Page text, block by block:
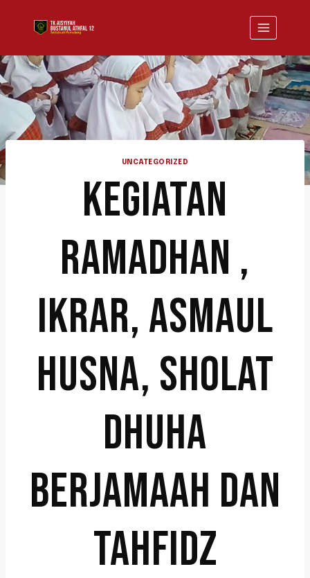
UNCATEGORIZED
KEGIATAN
RAMADHAN ,
IKRAR, ASMAUL
HUSNA, SHOLAT
DHUHA
BERJAMAAH DAN
TAHFIDZ